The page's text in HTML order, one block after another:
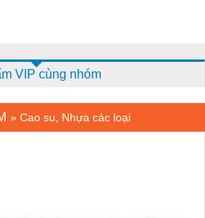
VIP cùng nhóm
» Cao su, Nhựa các loại